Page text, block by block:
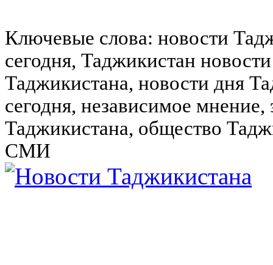
Ключевые слова: новости
сегодня, Таджикистан
Таджикистана, новости дня
сегодня, независимое
Таджикистана, общество
СМИ